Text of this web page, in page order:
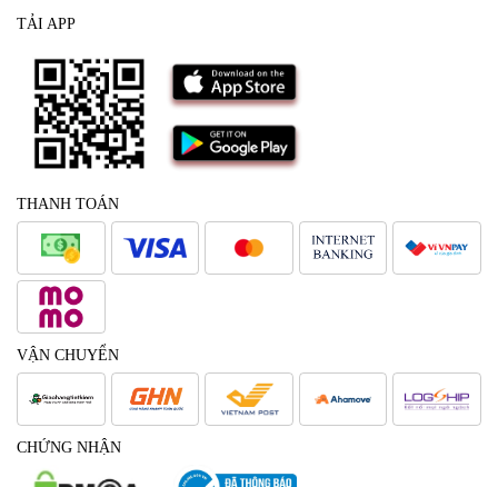
TẢI APP
THANH TOÁN
VẬN CHUYỂN
CHỨNG NHẬN